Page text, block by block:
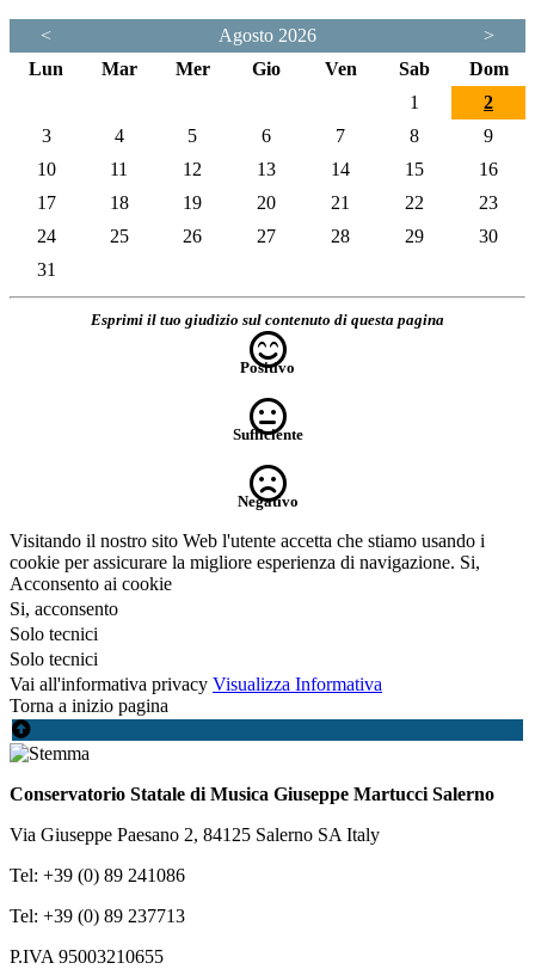
< Agosto 2026
>
Lun
Mar Mer Gio Ven Sab
Dom
1
2
3
4 5 6 7 8
9
10
11 12 13 14 15
16
17
18 19 20 21 22
23
24
25 26 27 28 29
30
31
Esprimi il tuo giudizio sul contenuto di questa pagina
Positivo
Sufficiente
Negativo
Visitando il nostro sito Web l'utente accetta che stiamo usando i
cookie per assicurare la migliore esperienza di navigazione. Si,
Acconsento ai cookie
Si, acconsento
Solo tecnici
Solo tecnici
Vai all'informativa privacy Visualizza Informativa
Torna a inizio pagina
Conservatorio Statale di Musica Giuseppe Martucci Salerno
Via Giuseppe Paesano 2, 84125 Salerno SA Italy
Tel: +39 (0) 89 241086
Tel: +39 (0) 89 237713
P.IVA 95003210655